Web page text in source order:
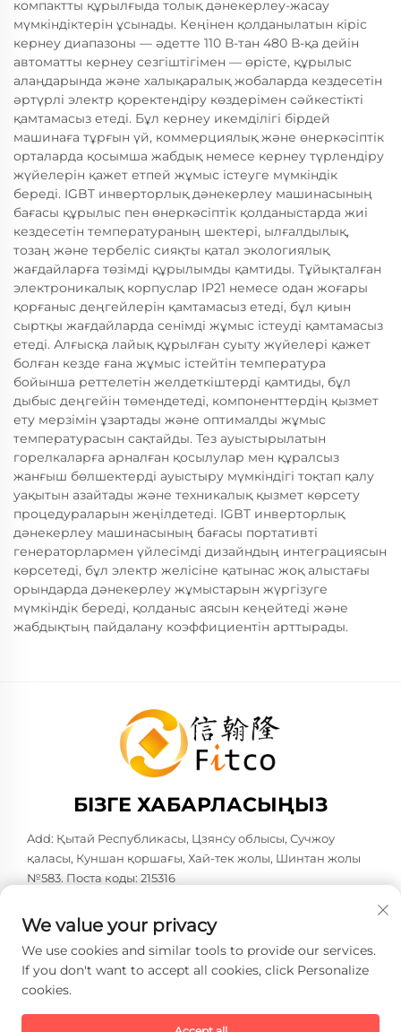
компактты құрылғыда толық дәнекерлеу-жасау
мүмкіндіктерін ұсынады. Кеңінен қолданылатын кіріс
кернеу диапазоны — әдетте 110 В-тан 480 В-қа дейін
автоматты кернеу сезгіштігімен — өрісте, құрылыс
алаңдарында және халықаралық жобаларда кездесетін
әртүрлі электр қоректендіру көздерімен сәйкестікті
қамтамасыз етеді. Бұл кернеу икемділігі бірдей
машинаға тұрғын үй, коммерциялық және өнеркәсіптік
орталарда қосымша жабдық немесе кернеу түрлендіру
жүйелерін қажет етпей жұмыс істеуге мүмкіндік
береді. IGBT инверторлық дәнекерлеу машинасының
бағасы құрылыс пен өнеркәсіптік қолданыстарда жиі
кездесетін температураның шектері, ылғалдылық,
тозаң және тербеліс сияқты қатал экологиялық
жағдайларға төзімді құрылымды қамтиды. Тұйықталған
электроникалық корпуслар IP21 немесе одан жоғары
қорғаныс деңгейлерін қамтамасыз етеді, бұл қиын
сыртқы жағдайларда сенімді жұмыс істеуді қамтамасыз
етеді. Алғысқа лайық құрылған суыту жүйелері қажет
болған кезде ғана жұмыс істейтін температура
бойынша реттелетін желдеткіштерді қамтиды, бұл
дыбыс деңгейін төмендетеді, компоненттердің қызмет
ету мерзімін ұзартады және оптималды жұмыс
температурасын сақтайды. Тез ауыстырылатын
горелкаларға арналған қосылулар мен құралсыз
жанғыш бөлшектерді ауыстыру мүмкіндігі тоқтап қалу
уақытын азайтады және техникалық қызмет көрсету
процедураларын жеңілдетеді. IGBT инверторлық
дәнекерлеу машинасының бағасы портативті
генераторлармен үйлесімді дизайндың интеграциясын
көрсетеді, бұл электр желісіне қатынас жоқ алыстағы
орындарда дәнекерлеу жұмыстарын жүргізуге
мүмкіндік береді, қолданыс аясын кеңейтеді және
жабдықтың пайдалану коэффициентін арттырады.
БІЗГЕ ХАБАРЛАСЫҢЫЗ
Add: Қытай Республикасы, Цзянсу облысы, Сучжоу
қаласы, Куншан қоршағы, Хай-тек жолы, Шинтан жолы
№583. Поста коды: 215316
Электрондық пошта:
[email protected]
Copyright © 2026 Faith-Han Intelligent Technology Co., Ltd.
саясаты
We value your privacy
We use cookies and similar tools to provide our services.
If you don't want to accept all cookies, click Personalize
cookies.